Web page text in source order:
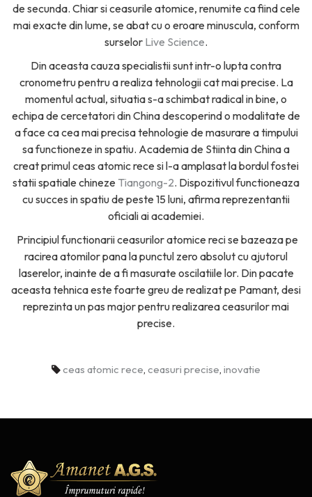
de secunda. Chiar si ceasurile atomice, renumite ca fiind cele
mai exacte din lume, se abat cu o eroare minuscula, conform
surselor Live Science.
Din aceasta cauza specialistii sunt intr-o lupta contra
cronometru pentru a realiza tehnologii cat mai precise. La
momentul actual, situatia s-a schimbat radical in bine, o
echipa de cercetatori din China descoperind o modalitate de
a face ca cea mai precisa tehnologie de masurare a timpului
sa functioneze in spatiu. Academia de Stiinta din China a
creat primul ceas atomic rece si l-a amplasat la bordul fostei
statii spatiale chineze Tiangong-2. Dispozitivul functioneaza
cu succes in spatiu de peste 15 luni, afirma reprezentantii
oficiali ai academiei.
Principiul functionarii ceasurilor atomice reci se bazeaza pe
racirea atomilor pana la punctul zero absolut cu ajutorul
laserelor, inainte de a fi masurate oscilatiile lor. Din pacate
aceasta tehnica este foarte greu de realizat pe Pamant, desi
reprezinta un pas major pentru realizarea ceasurilor mai
precise.
ceas atomic rece, ceasuri precise, inovatie